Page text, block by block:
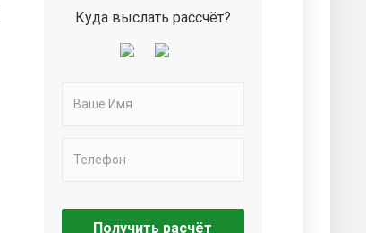
Куда выслать рассчёт?
Получить расчёт